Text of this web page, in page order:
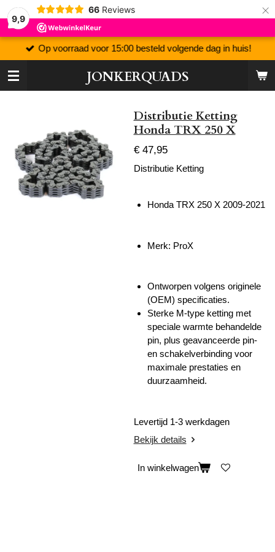
9,9
66 Reviews ×
JONKERQUADS
Op voorraad voor 15:00 besteld volgende dag in huis!
Distributie Ketting
Honda TRX 250 X
€ 47,95
Distributie Ketting
Honda TRX 250 X 2009-2021
Merk: ProX
Ontworpen volgens originele
(OEM) specificaties.
Sterke M-type ketting met
speciale warmte behandelde
pin, plus geavanceerde pin-
en schakelverbinding voor
maximale prestaties en
duurzaamheid.
Levertijd 1-3 werkdagen
Bekijk details
In winkelwagen